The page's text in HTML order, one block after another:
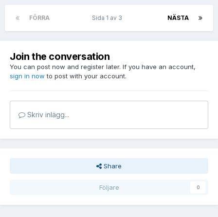
FÖRRA NÄSTA
Sida 1 av 3
Join the conversation
You can post now and register later. If you have an account,
sign in now to post with your account.
Skriv inlägg...
Share
Följare 0